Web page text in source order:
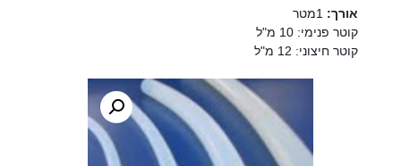
אורך:
קוטר פנימי: 10 מ"ל
קוטר חיצוני: 12 מ"ל